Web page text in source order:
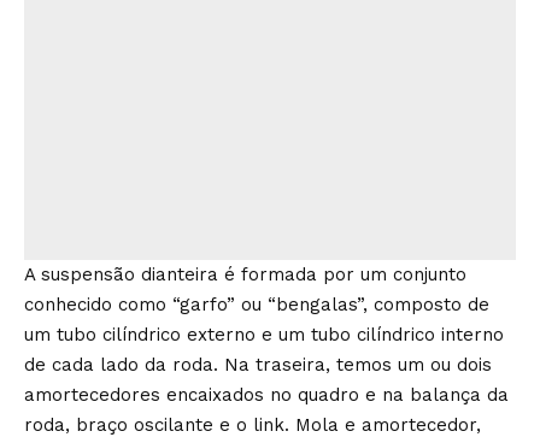
A suspensão dianteira é formada por um conjunto
conhecido como “garfo” ou “bengalas”, composto de
um tubo cilíndrico externo e um tubo cilíndrico interno
de cada lado da roda. Na traseira, temos um ou dois
amortecedores encaixados no quadro e na balança da
roda, braço oscilante e o link. Mola e amortecedor,